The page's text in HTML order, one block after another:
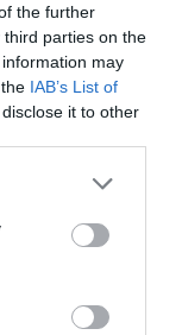
the further
parties on the
may
IAB’s List of
it to other
or more Google
You may click to
party tags to
in below Google
υψηλές
την εβδομάδα
Κούρδους
– Απειλή